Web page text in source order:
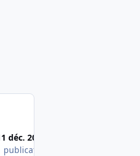
déc. 2004
publication